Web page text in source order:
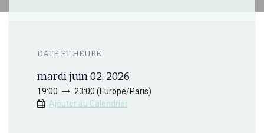
DATE ET HEURE
mardi juin 02, 2026
19:00 23:00 (Europe/Paris)
Ajouter au Calendrier